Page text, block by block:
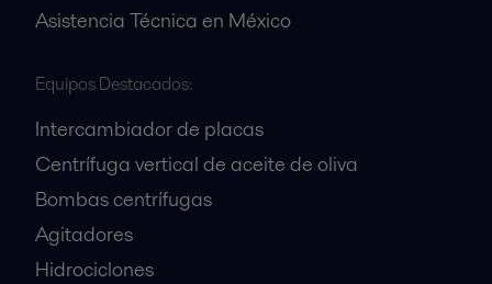
Asistencia Técnica en México
Equipos Destacados:
Intercambiador de placas
Centrífuga vertical de aceite de oliva
Bombas centrífugas
Agitadores
Hidrociclones